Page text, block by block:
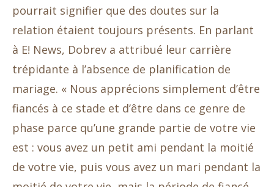
pourrait signifier que des doutes sur la
relation étaient toujours présents. En parlant
à E! News, Dobrev a attribué leur carrière
trépidante à l’absence de planification de
mariage. « Nous apprécions simplement d’être
fiancés à ce stade et d’être dans ce genre de
phase parce qu’une grande partie de votre vie
est : vous avez un petit ami pendant la moitié
de votre vie, puis vous avez un mari pendant la